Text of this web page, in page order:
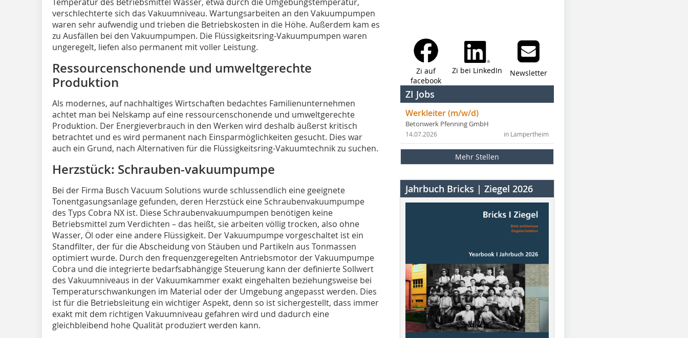
verschlechterte sich das Vakuumniveau. Wartungsarbeiten an den Vakuumpumpen
waren sehr aufwendig und trieben die Betriebskosten in die Höhe. Außerdem kam es
zu Ausfällen bei den Vakuumpumpen. Die Flüssigkeitsring-Vakuumpumpen waren
ungeregelt, liefen also permanent mit voller Leistung.
Ressourcenschonende und umweltgerechte
Produktion
Als modernes, auf nachhaltiges Wirtschaften bedachtes Familienunternehmen
achtet man bei Nelskamp auf eine ressourcenschonende und umweltgerechte
Produktion. Der Energieverbrauch in den Werken wird deshalb äußerst kritisch
betrachtet und es wird permanent nach Einsparmöglichkeiten gesucht. Dies war
auch ein Grund, nach Alternativen für die Flüssigkeitsring-Vakuumtechnik zu suchen.
Herzstück: Schrauben-vakuumpumpe
Bei der Firma Busch Vacuum Solutions wurde schlussendlich eine geeignete
Tonentgasungsanlage gefunden, deren Herzstück eine Schraubenvakuumpumpe
des Typs Cobra NX ist. Diese Schraubenvakuumpumpen benötigen keine
Betriebsmittel zum Verdichten – das heißt, sie arbeiten völlig trocken, also ohne
Wasser, Öl oder eine andere Flüssigkeit. Der Vakuumpumpe vorgeschaltet ist ein
Standfilter, der für die Abscheidung von Stäuben und Partikeln aus Tonmassen
optimiert wurde. Durch den frequenzgeregelten Antriebsmotor der Vakuumpumpe
Cobra und die integrierte bedarfsabhängige Steuerung kann der definierte Sollwert
des Vakuumniveaus in der Vakuumkammer exakt eingehalten beziehungsweise bei
Temperaturschwankungen im Material oder der Umgebung angepasst werden. Dies
ist für die Betriebsleitung ein wichtiger Aspekt, denn so ist sichergestellt, dass immer
exakt mit dem richtigen Vakuumniveau gefahren wird und dadurch eine
gleichbleibend hohe Qualität produziert werden kann.
Zi auf
facebook
Zi bei LinkedIn Newsletter
ZI Jobs
Werkleiter (m/w/d)
Betonwerk Pfenning GmbH
in Lampertheim
14.07.2026
Mehr Stellen
Jahrbuch Bricks | Ziegel 2026